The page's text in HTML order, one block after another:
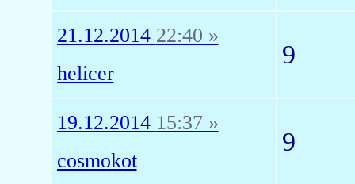
21.12.2014 22:40 »
helicer
9
19.12.2014 15:37 »
cosmokot
9